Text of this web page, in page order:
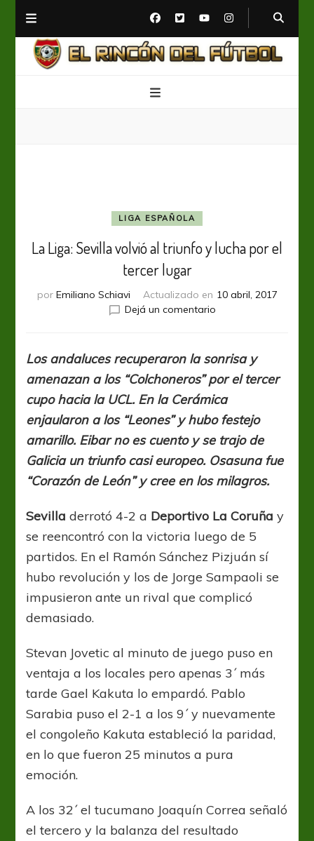
LIGA ESPAÑOLA
La Liga: Sevilla volvió al triunfo y lucha por el
tercer lugar
por Emiliano Schiavi Actualizado en 10 abril, 2017
Dejá un comentarioen
Sevilla
volvió
al
triunfo
lucha
por
el
lugar
Los andaluces recuperaron la sonrisa y
amenazan a los “Colchoneros” por el tercer
cupo hacia la UCL. En la Cerámica
enjaularon a los “Leones” y hubo festejo
amarillo. Eibar no es cuento y se trajo de
Galicia un triunfo casi europeo. Osasuna fue
“Corazón de León” y cree en los milagros.
Sevilla derrotó 4-2 a Deportivo La Coruña y
se reencontró con la victoria luego de 5
partidos. En el Ramón Sánchez Pizjuán sí
hubo revolución y los de Jorge Sampaoli se
impusieron ante un rival que complicó
demasiado.
Stevan Jovetic al minuto de juego puso en
ventaja a los locales pero apenas 3´ más
tarde Gael Kakuta lo empardó. Pablo
Sarabia puso el 2-1 a los 9´ y nuevamente
el congoleño Kakuta estableció la paridad,
en lo que fueron 25 minutos a pura
emoción.
A los 32´ el tucumano Joaquín Correa señaló
el tercero y la balanza del resultado